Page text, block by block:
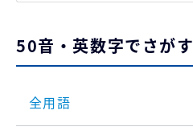
50音・英数字でさがす
全用語